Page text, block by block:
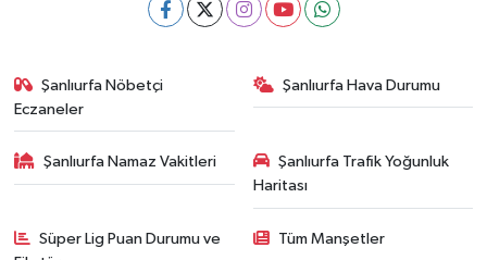
Şanlıurfa Nöbetçi
Eczaneler
Şanlıurfa Hava Durumu
Şanlıurfa Namaz Vakitleri
Şanlıurfa Trafik Yoğunluk
Haritası
Süper Lig Puan Durumu ve
Tüm Manşetler